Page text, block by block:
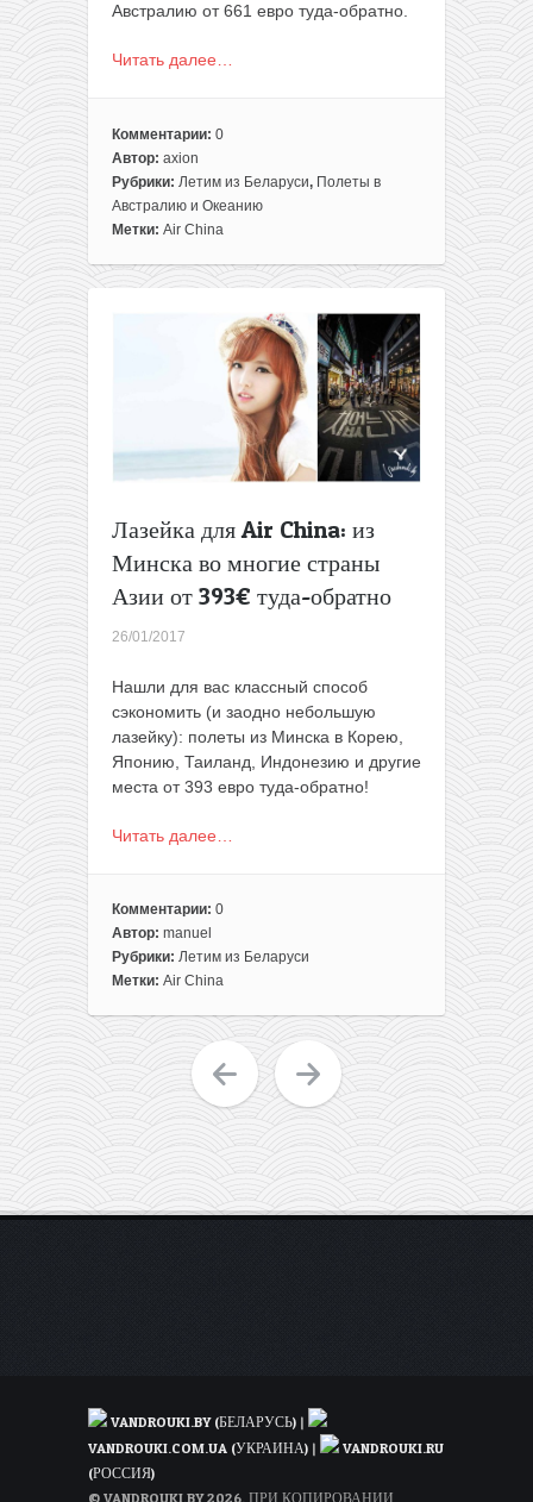
Австралию от 661 евро туда-обратно.
Читать далее…
Комментарии: 0
Автор: axion
Рубрики: Летим из Беларуси, Полеты в
Австралию и Океанию
Метки: Air China
Лазейка для Air China: из
Минска во многие страны
Азии от 393€ туда-обратно
26/01/2017
Нашли для вас классный способ
сэкономить (и заодно небольшую
лазейку): полеты из Минска в Корею,
Японию, Таиланд, Индонезию и другие
места от 393 евро туда-обратно!
Читать далее…
Комментарии: 0
Автор: manuel
Рубрики: Летим из Беларуси
Метки: Air China
VANDROUKI.BY (БЕЛАРУСЬ) |
VANDROUKI.COM.UA (УКРАИНА) |
VANDROUKI.RU
(РОССИЯ)
© VANDROUKI.BY 2026. ПРИ КОПИРОВАНИИ